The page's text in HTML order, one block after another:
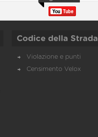
Codice della Strada
Violazione e punti
Censimento Velox